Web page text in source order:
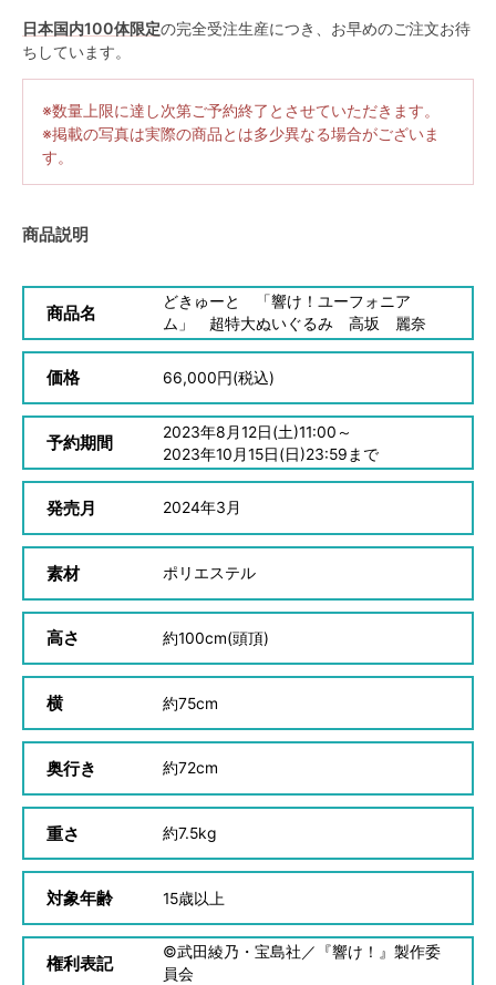
日本国内100体限定の完全受注生産につき、お早めのご注文お待
ちしています。
※数量上限に達し次第ご予約終了とさせていただきます。
※掲載の写真は実際の商品とは多少異なる場合がございま
す。
商品説明
商品名
どきゅーと 「響け！ユーフォニア
ム」 超特大ぬいぐるみ 高坂 麗奈
価格 66,000円(税込)
予約期間
2023年8 月12日(土)11:00～
2023年10 月15日(日)23:59まで
発売月 2024年3月
素材 ポリエステル
高さ 約100cm(頭頂)
横 約75cm
奥行き 約72cm
重さ 約7.5kg
対象年齢 15歳以上
権利表記
©武田綾乃・宝島社／『響け！』製作委
員会